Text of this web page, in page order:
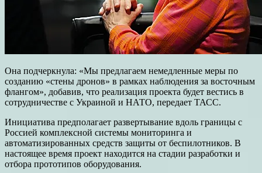
Она подчеркнула: «Мы предлагаем немедленные меры по
созданию «стены дронов» в рамках наблюдения за восточным
флангом», добавив, что реализация проекта будет вестись в
сотрудничестве с Украиной и НАТО, передает ТАСС.
Инициатива предполагает развертывание вдоль границы с
Россией комплексной системы мониторинга и
автоматизированных средств защиты от беспилотников. В
настоящее время проект находится на стадии разработки и
отбора прототипов оборудования.